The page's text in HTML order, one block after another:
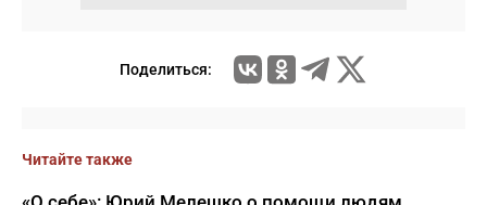
Поделиться:
Читайте также